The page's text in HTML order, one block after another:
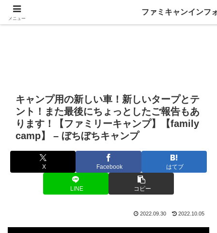
キャンプ用の新しい車！新しいタープとテ
ント！また最後にちょっとしたご報告もあ
ります！【ファミリーキャンプ】【family
camp】 – ぼちぼちキャンプ
X Facebook はてブ
LINE コピー
2022.09.30 2022.10.05
メニュー
ファミキャンインフ